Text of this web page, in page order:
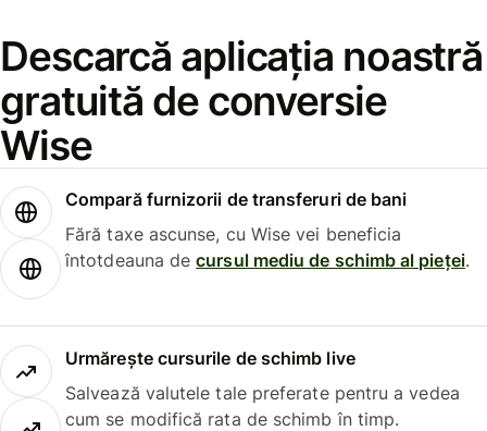
Descarcă aplicația noastră
gratuită de conversie
Wise
Compară furnizorii de transferuri de bani
Fără taxe ascunse, cu Wise vei beneficia
întotdeauna decursul mediu de schimb al pieței.
Urmărește cursurile de schimb live
Salvează valutele tale preferate pentru a vedea
cum se modifică rata de schimb în timp.